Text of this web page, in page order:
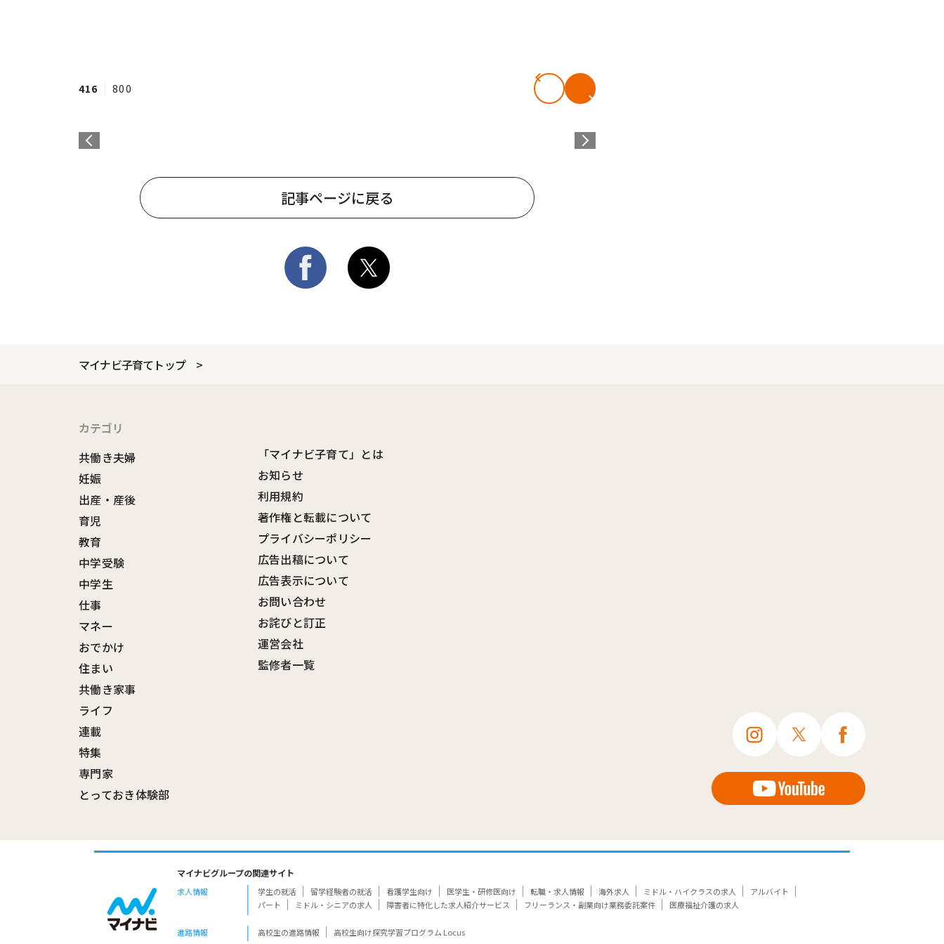
416 800
記事ページに戻る
マイナビ子育てトップ
カテゴリ
共働き夫婦
妊娠
出産・産後
育児
教育
中学受験
中学生
仕事
マネー
おでかけ
住まい
共働き家事
ライフ
連載
特集
専門家
とっておき体験部
「マイナビ子育て」とは
お知らせ
利用規約
著作権と転載について
プライバシーポリシー
広告出稿について
広告表示について
お問い合わせ
お詫びと訂正
運営会社
監修者一覧
マイナビグループの関連サイト
求人情報 学生の就活 留学経験者の就活 看護学生向け 医学生・研修医向け 転職・求人情報 海外求人 ミドル・ハイクラスの求人
アルバイト
パート
ミドル・シニアの求人 障害者に特化した求人紹介サービス フリーランス・副業向け業務委託案件 医療福祉介護の求人
進路情報 高校生の進路情報 高校生向け探究学習プログラム Locus